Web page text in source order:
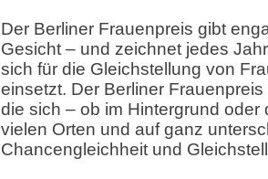
Der Berliner Frauenpreis gibt
Gesicht – und zeichnet jedes
sich für die Gleichstellung von
einsetzt. Der Berliner
die sich – ob im Hintergrund oder
vielen Orten und auf ganz
Chancengleichheit und